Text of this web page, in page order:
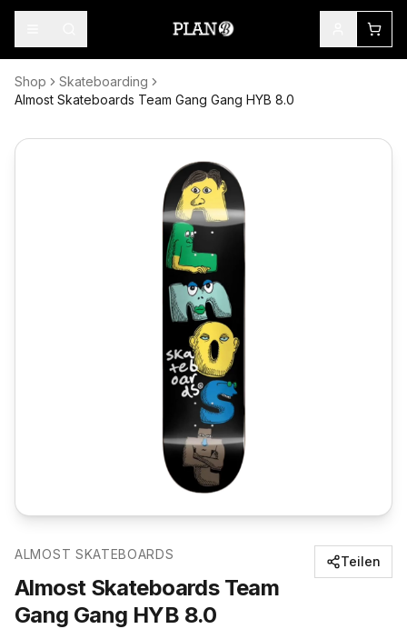
Shop
Skateboarding
Almost Skateboards Team Gang Gang HYB 8.0
ALMOST SKATEBOARDS
Almost Skateboards Team
Gang Gang HYB 8.0
Teilen